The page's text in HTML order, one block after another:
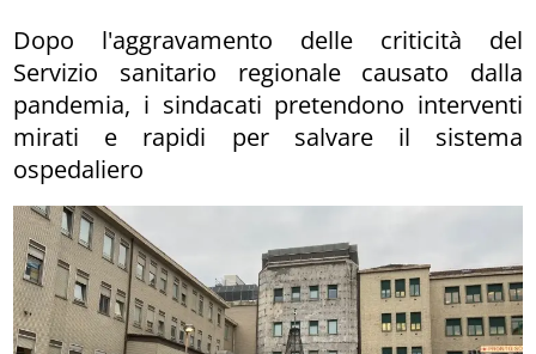
Dopo l'aggravamento delle criticità del
Servizio sanitario regionale causato dalla
pandemia, i sindacati pretendono interventi
mirati e rapidi per salvare il sistema
ospedaliero